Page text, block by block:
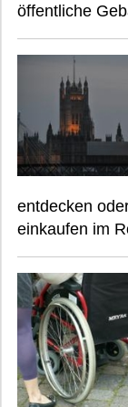
öffentliche
entdecken
einkaufen im